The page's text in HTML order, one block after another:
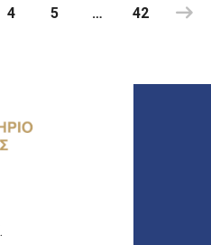
4 5 … 42